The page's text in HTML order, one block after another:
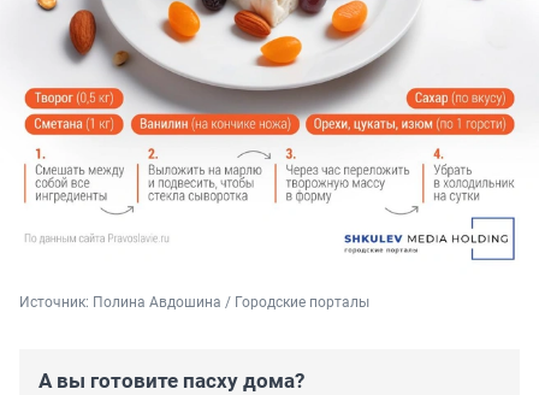
Источник: Полина Авдошина / Городские порталы
А вы готовите пасху дома?